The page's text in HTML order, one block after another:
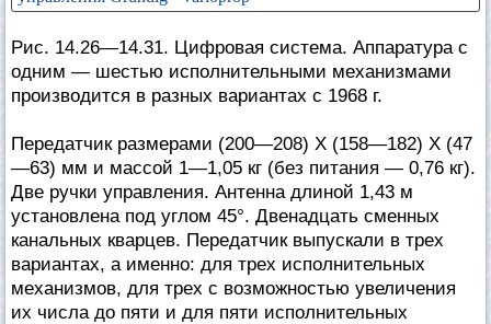
Рис. 14.26—14.31. Цифровая система. Аппаратура с
одним — шестью исполнительными механизмами
производится в разных вариантах с 1968 г.
Передатчик размерами (200—208) X (158—182) X (47
—63) мм и массой 1—1,05 кг (без питания — 0,76 кг).
Две ручки управления. Антенна длиной 1,43 м
установлена под углом 45°. Двенадцать сменных
канальных кварцев. Передатчик выпускали в трех
вариантах, а именно: для трех исполнительных
механизмов, для трех с возможностью увеличения
их числа до пяти и для пяти исполнительных